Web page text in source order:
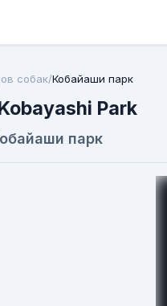
собак/Кобайаши парк
Park
парк